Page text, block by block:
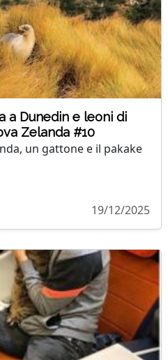
a Dunedin e leoni di
Zelanda #10
un gattone e il pakake
19/12/2025